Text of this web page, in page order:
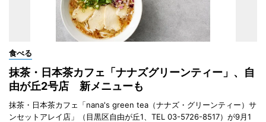
食べる
抹茶・日本茶カフェ「ナナズグリーンティー」、自
由が丘2号店 新メニューも
抹茶・日本茶カフェ「nana's green tea（ナナズ・グリーンティー）サ
ンセットアレイ店」（目黒区自由が丘1、TEL 03-5726-8517）が9月1